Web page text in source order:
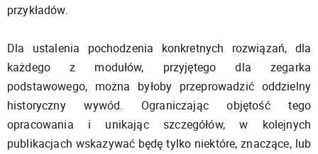
przykładów.
Dla ustalenia pochodzenia konkretnych rozwiązań, dla
każdego z modułów, przyjętego dla zegarka
podstawowego, można byłoby przeprowadzić oddzielny
historyczny wywód. Ograniczając objętość tego
opracowania i unikając szczegółów, w kolejnych
publikacjach wskazywać będę tylko niektóre, znaczące, lub